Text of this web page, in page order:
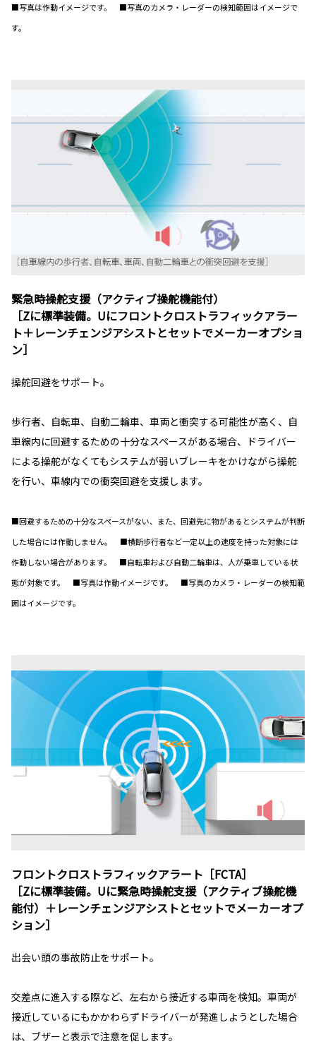
■写真は作動イメージです。 ■写真のカメラ・レーダーの検知範囲はイメージで
す。
緊急時操舵支援（アクティブ操舵機能付）
［Zに標準装備。Uにフロントクロストラフィックアラー
ト＋レーンチェンジアシストとセットでメーカーオプショ
ン］
操舵回避をサポート。
歩行者、自転車、自動二輪車、車両と衝突する可能性が高く、自
車線内に回避するための十分なスペースがある場合、ドライバー
による操舵がなくてもシステムが弱いブレーキをかけながら操舵
を行い、車線内での衝突回避を支援します。
■回避するための十分なスペースがない、また、回避先に物があるとシステムが判断
した場合には作動しません。 ■横断歩行者など一定以上の速度を持った対象には
作動しない場合があります。 ■自転車および自動二輪車は、人が乗車している状
態が対象です。 ■写真は作動イメージです。 ■写真のカメラ・レーダーの検知範
囲はイメージです。
フロントクロストラフィックアラート［FCTA］
［Zに標準装備。Uに緊急時操舵支援（アクティブ操舵機
能付）＋レーンチェンジアシストとセットでメーカーオプ
ション］
出会い頭の事故防止をサポート。
交差点に進入する際など、左右から接近する車両を検知。車両が
接近しているにもかかわらずドライバーが発進しようとした場合
は、ブザーと表示で注意を促します。